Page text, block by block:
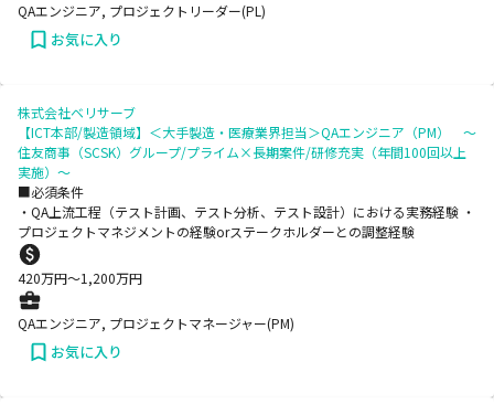
QAエンジニア, プロジェクトリーダー(PL)
お気に入り
株式会社ベリサーブ
【ICT本部/製造領域】＜大手製造・医療業界担当＞QAエンジニア（PM） ～
住友商事（SCSK）グループ/プライム×長期案件/研修充実（年間100回以上
実施）～
■必須条件
・QA上流工程（テスト計画、テスト分析、テスト設計）における実務経験 ・
プロジェクトマネジメントの経験orステークホルダーとの調整経験
420万円〜1,200万円
QAエンジニア, プロジェクトマネージャー(PM)
お気に入り